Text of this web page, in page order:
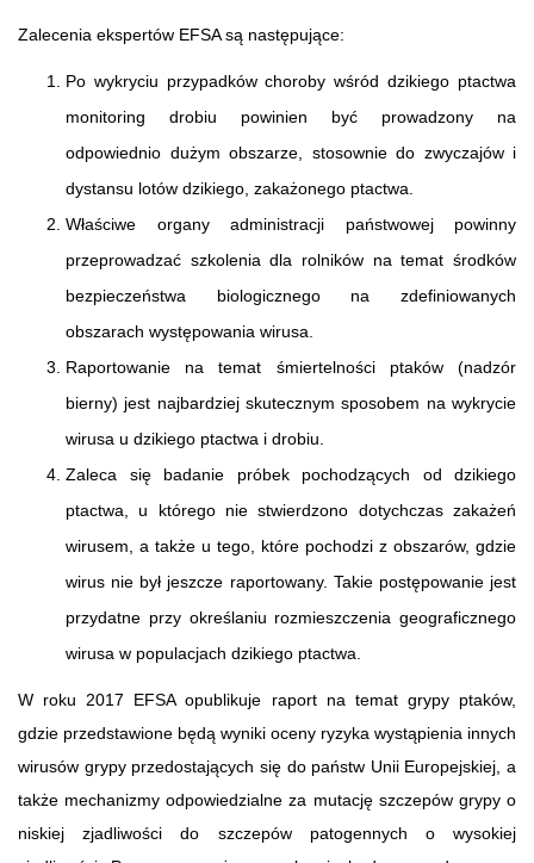
Zalecenia ekspertów EFSA są następujące:
Po wykryciu przypadków choroby wśród dzikiego ptactwa
monitoring drobiu powinien być prowadzony na
odpowiednio dużym obszarze, stosownie do zwyczajów i
dystansu lotów dzikiego, zakażonego ptactwa.
Właściwe organy administracji państwowej powinny
przeprowadzać szkolenia dla rolników na temat środków
bezpieczeństwa biologicznego na zdefiniowanych
obszarach występowania wirusa.
Raportowanie na temat śmiertelności ptaków (nadzór
bierny) jest najbardziej skutecznym sposobem na wykrycie
wirusa u dzikiego ptactwa i drobiu.
Zaleca się badanie próbek pochodzących od dzikiego
ptactwa, u którego nie stwierdzono dotychczas zakażeń
wirusem, a także u tego, które pochodzi z obszarów, gdzie
wirus nie był jeszcze raportowany. Takie postępowanie jest
przydatne przy określaniu rozmieszczenia geograficznego
wirusa w populacjach dzikiego ptactwa.
W roku 2017 EFSA opublikuje raport na temat grypy ptaków,
gdzie przedstawione będą wyniki oceny ryzyka wystąpienia innych
wirusów grypy przedostających się do państw Unii Europejskiej, a
także mechanizmy odpowiedzialne za mutację szczepów grypy o
niskiej zjadliwości do szczepów patogennych o wysokiej